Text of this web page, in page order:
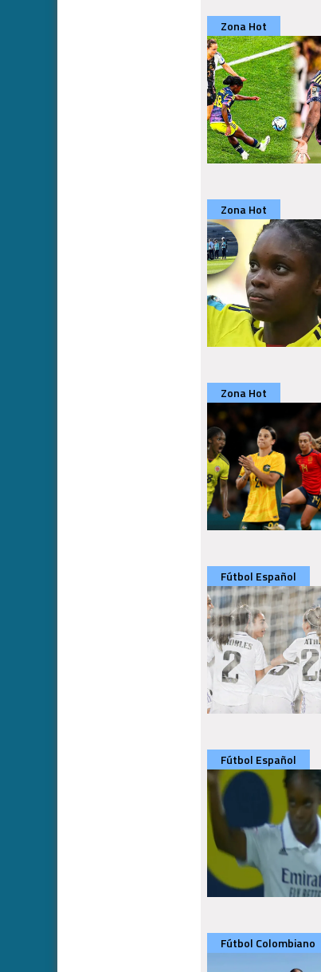
Zona Hot
Zona Hot
Zona Hot
Fútbol Español
Fútbol Español
Fútbol Colombiano